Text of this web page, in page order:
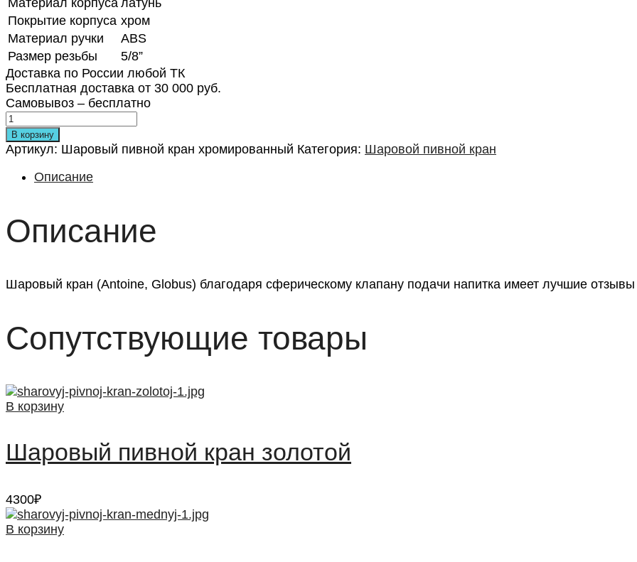
Покрытие корпуса хром
Материал ручки
ABS
Размер резьбы
5/8”
Доставка по России любой ТК
Бесплатная доставка от 30 000 руб.
Самовывоз – бесплатно
В корзину
Артикул: Шаровый пивной кран хромированный Категория: Шаровой пивной кран
Описание
Описание
Шаровый кран (Antoine, Globus) благодаря сферическому клапану подачи напитка имеет лучшие отзывы
Сопутствующие товары
В корзину
Шаровый пивной кран золотой
4300₽
В корзину